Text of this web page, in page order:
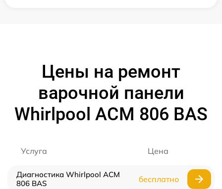
Цены на ремонт
варочной панели
Whirlpool ACM 806 BAS
Услуга Цена
Диагностика Whirlpool ACM
806 BAS
бесплатно